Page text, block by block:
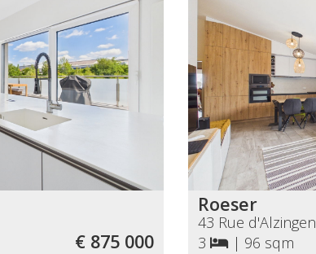
€ 875 000
Roeser
43 Rue d'Alzingen
3
| 96 sqm